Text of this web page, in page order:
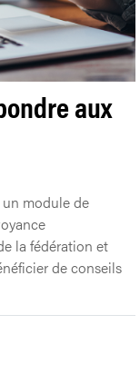
aux
un module de
la fédération et
de conseils